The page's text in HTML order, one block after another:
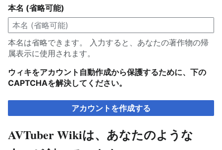
本名 (省略可能)
本名は省略できます。 入力すると、あなたの著作物の帰
属表示に使用されます。
ウィキをアカウント自動作成から保護するために、下の
CAPTCHAを解決してください。
アカウントを作成する
AVTuber Wikiは、あなたのような